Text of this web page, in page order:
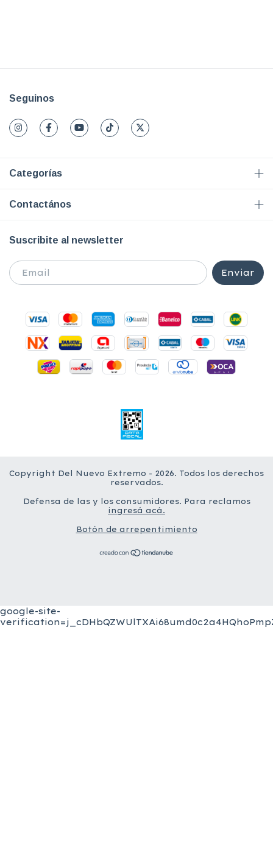
Seguinos
Categorías
Contactános
Suscribite al newsletter
Copyright Del Nuevo Extremo - 2026. Todos los derechos
reservados.
Defensa de las y los consumidores. Para reclamos
ingresá acá.
Botón de arrepentimiento
google-site-